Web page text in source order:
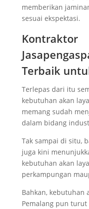
memberikan
sesuai ekspektasi.
Kontraktor
Terbaik
Terlepas dari itu
kebutuhan akan
memang sudah
dalam bidang
Tak sampai di situ,
juga kini
kebutuhan akan
perkampungan
Bahkan, kebutuhan
Pemalangpun turut